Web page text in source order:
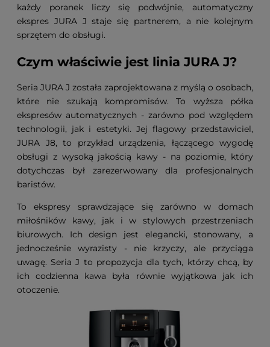
każdy poranek liczy się podwójnie, automatyczny
ekspres JURA J staje się partnerem, a nie kolejnym
sprzętem do obsługi.
Czym właściwie jest linia JURA J?
Seria JURA J została zaprojektowana z myślą o osobach,
które nie szukają kompromisów. To wyższa półka
ekspresów automatycznych - zarówno pod względem
technologii, jak i estetyki. Jej flagowy przedstawiciel,
JURA J8, to przykład urządzenia, łączącego wygodę
obsługi z wysoką jakością kawy - na poziomie, który
dotychczas był zarezerwowany dla profesjonalnych
baristów.
To ekspresy sprawdzające się zarówno w domach
miłośników kawy, jak i w stylowych przestrzeniach
biurowych. Ich design jest elegancki, stonowany, a
jednocześnie wyrazisty - nie krzyczy, ale przyciąga
uwagę. Seria J to propozycja dla tych, którzy chcą, by
ich codzienna kawa była równie wyjątkowa jak ich
otoczenie.